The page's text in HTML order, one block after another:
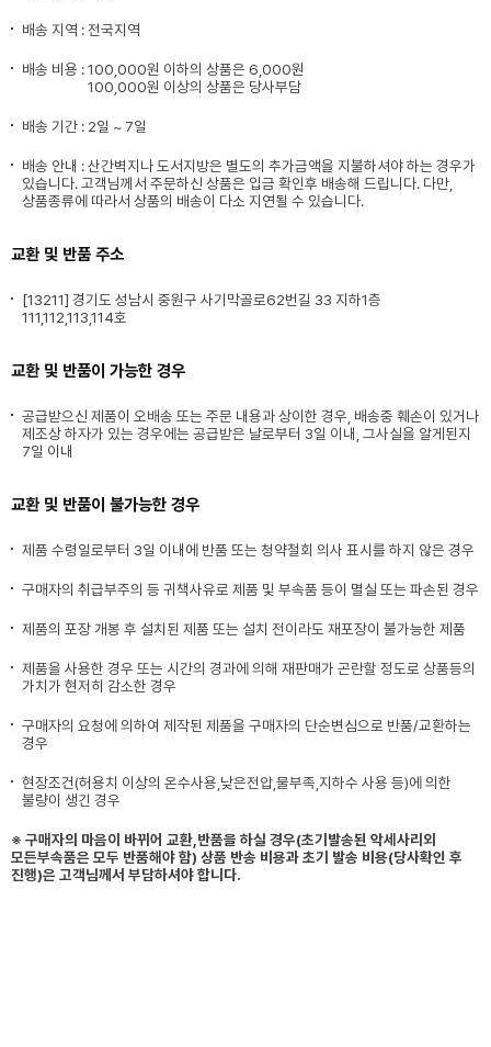
배송 지역 : 전국지역
배송 비용 :100,000원 이하의 상품은 6,000원
100,000원 이상의 상품은 당사부담
배송 기간 : 2일 ~ 7일
배송 안내 : 산간벽지나 도서지방은 별도의 추가금액을 지불하셔야 하는 경우가
있습니다. 고객님께서 주문하신 상품은 입금 확인후 배송해 드립니다. 다만,
상품종류에 따라서 상품의 배송이 다소 지연될 수 있습니다.
교환 및 반품 주소
[13211] 경기도 성남시 중원구 사기막골로62번길 33 지하1층
111,112,113,114호
교환 및 반품이 가능한 경우
공급받으신 제품이 오배송 또는 주문 내용과 상이한 경우, 배송중 훼손이 있거나
제조상 하자가 있는 경우에는 공급받은 날로부터 3일 이내, 그사실을 알게된지
7일 이내
교환 및 반품이 불가능한 경우
제품 수령일로부터 3일 이내에 반품 또는 청약철회 의사 표시를 하지 않은 경우
구매자의 취급부주의 등 귀책사유로 제품 및 부속품 등이 멸실 또는 파손된 경우
제품의 포장 개봉 후 설치된 제품 또는 설치 전이라도 재포장이 불가능한 제품
제품을 사용한 경우 또는 시간의 경과에 의해 재판매가 곤란할 정도로 상품등의
가치가 현저히 감소한 경우
구매자의 요청에 의하여 제작된 제품을 구매자의 단순변심으로 반품/교환하는
경우
현장조건(허용치 이상의 온수사용,낮은전압,물부족,지하수 사용 등)에 의한
불량이 생긴 경우
※ 구매자의 마음이 바뀌어 교환,반품을 하실 경우(초기발송된 악세사리외
모든부속품은 모두 반품해야 함) 상품 반송 비용과 초기 발송 비용(당사확인 후
진행)은 고객님께서 부담하셔야 합니다.